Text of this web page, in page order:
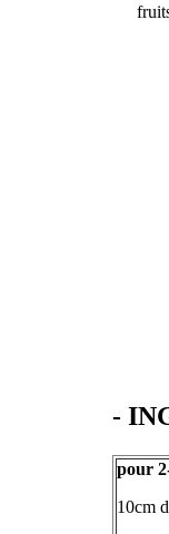
-
pour
10cm